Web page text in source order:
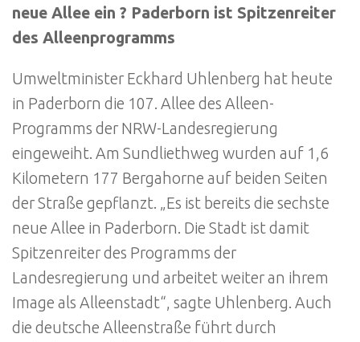
neue Allee ein ? Paderborn ist Spitzenreiter
des Alleenprogramms
Umweltminister Eckhard Uhlenberg hat heute
in Paderborn die 107. Allee des Alleen-
Programms der NRW-Landesregierung
eingeweiht. Am Sundliethweg wurden auf 1,6
Kilometern 177 Bergahorne auf beiden Seiten
der Straße gepflanzt. „Es ist bereits die sechste
neue Allee in Paderborn. Die Stadt ist damit
Spitzenreiter des Programms der
Landesregierung und arbeitet weiter an ihrem
Image als Alleenstadt“, sagte Uhlenberg. Auch
die deutsche Alleenstraße führt durch